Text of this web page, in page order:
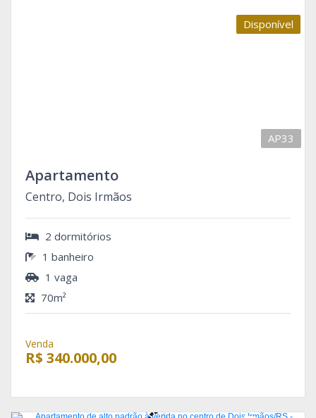
Disponível
AP33
Apartamento
Centro, Dois Irmãos
2 dormitórios
1 banheiro
1 vaga
70m²
Venda
R$ 340.000,00